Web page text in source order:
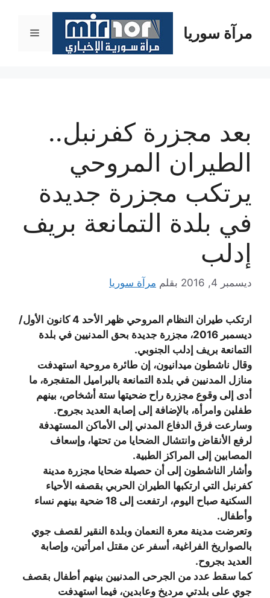
المحتوىمرآة سوريا القائمة
بعد مجزرة كفرنبل..
الطيران المروحي
يرتكب مجزرة جديدة
في بلدة التمانعة بريف
إدلب
ديسمبر 4, 2016 بقلم مرآة سوريا
ارتكب طيران النظام المروحي ظهر الأحد 4 كانون الأول/
ديسمبر 2016، مجزرة جديدة بحق المدنيين في بلدة
التمانعة بريف إدلب الجنوبي.
وقال ناشطون ميدانيون، إن طائرة مروحية استهدفت
منازل المدنيين في بلدة التمانعة بالبراميل المتفجرة، ما
أدى إلى وقوع مجزرة راح ضحيتها ستة أشخاص، بينهم
طفلين وامرأة، بالإضافة إلى إصابة العديد بجروح.
وسارعت فرق الدفاع المدني إلى الأماكن المستهدفة
لرفع الأنقاض وانتشال الضحايا من تحتها، وإسعاف
المصابين إلى المراكز الطبية.
وأشار الناشطون إلى أن حصيلة ضحايا مجزرة مدينة
كفرنبل التي ارتكبها الطيران الحربي بقصفه الأحياء
السكنية صباح اليوم، ارتفعت إلى 18 ضحية بينهم نساء
وأطفال.
وتعرضت مدينة معرة النعمان وبلدة النقير لقصف جوي
بالصواريخ الفراغية، أسفر عن مقتل امرأتين، وإصابة
العديد بجروح.
كما سقط عدد من الجرحى المدنيين بينهم أطفال بقصف
جوي على بلدتي مرديخ وعابدين، فيما استهدفت